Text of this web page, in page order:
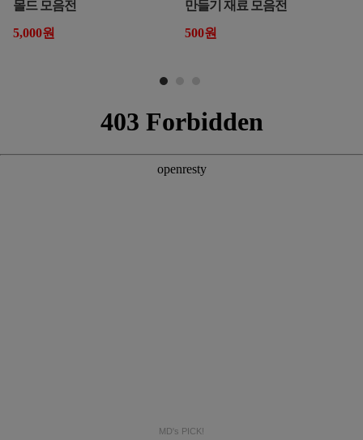
몰드 모음전
5,000원
만들기 재료 모음전
500원
MD's PICK!